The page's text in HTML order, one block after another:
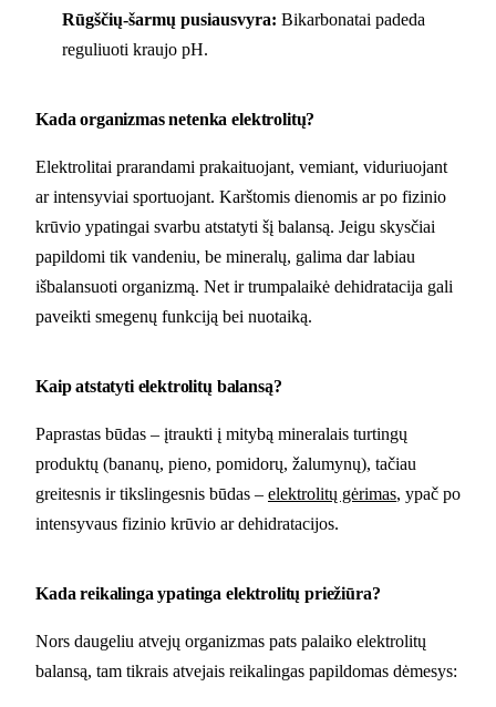
Rūgščių-šarmų pusiausvyra: Bikarbonatai padeda
reguliuoti kraujo pH.
Kada organizmas netenka elektrolitų?
Elektrolitai prarandami prakaituojant, vemiant, viduriuojant
ar intensyviai sportuojant. Karštomis dienomis ar po fizinio
krūvio ypatingai svarbu atstatyti šį balansą. Jeigu skysčiai
papildomi tik vandeniu, be mineralų, galima dar labiau
išbalansuoti organizmą. Net ir trumpalaikė dehidratacija gali
paveikti smegenų funkciją bei nuotaiką.
Kaip atstatyti elektrolitų balansą?
Paprastas būdas – įtraukti į mitybą mineralais turtingų
produktų (bananų, pieno, pomidorų, žalumynų), tačiau
greitesnis ir tikslingesnis būdas – elektrolitų gėrimas, ypač po
intensyvaus fizinio krūvio ar dehidratacijos.
Kada reikalinga ypatinga elektrolitų priežiūra?
Nors daugeliu atvejų organizmas pats palaiko elektrolitų
balansą, tam tikrais atvejais reikalingas papildomas dėmesys: